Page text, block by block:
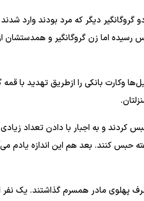
اورژانس، دو گروگانگیر دیگر که مرد
رسیده اما زن گروگانگیر و همدستشان
وکارت‌ بانکی را ازطریق تهدید با
کردند و به اجبار با دادن تعداد
حبس کنند. بعد هم این اندازه یادم
پهلوی مادر همسرم گذاشتند. یک